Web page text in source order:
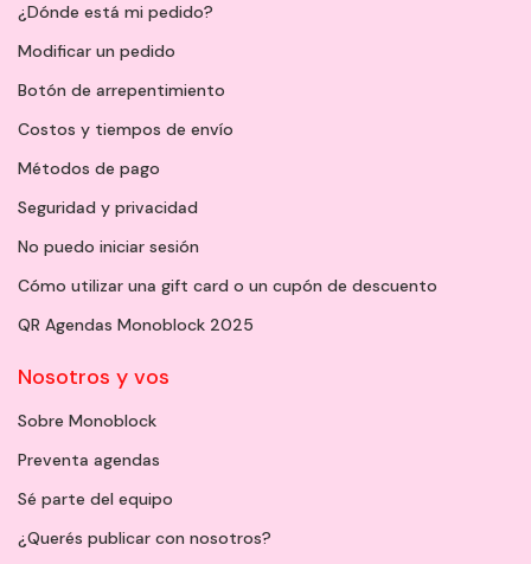
¿Dónde está mi pedido?
Modificar un pedido
Botón de arrepentimiento
Costos y tiempos de envío
Métodos de pago
Seguridad y privacidad
No puedo iniciar sesión
Cómo utilizar una gift card o un cupón de descuento
QR Agendas Monoblock 2025
Nosotros y vos
Sobre Monoblock
Preventa agendas
Sé parte del equipo
¿Querés publicar con nosotros?